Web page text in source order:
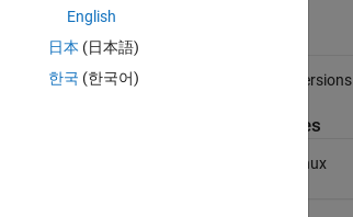
Compatibilité avec les
versions de MATLAB
Compatible avec toutes les versions
Plateformes compatibles
Linux
English
日本 (日本語)
한국 (한국어)